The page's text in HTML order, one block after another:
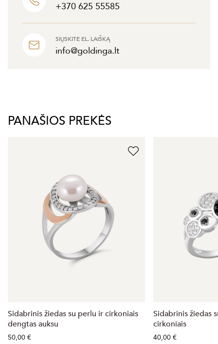
+370 625 55585
SIŲSKITE EL. LAIŠKĄ
info@goldinga.lt
PANAŠIOS PREKĖS
Sidabrinis žiedas su perlu ir cirkoniais
dengtas auksu
50,00 €
Sidabrinis žiedas
cirkoniais
40,00 €